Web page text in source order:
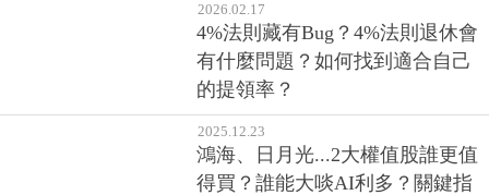
2026.02.17
4%法則藏有Bug？4%法則退休會
有什麼問題？如何找到適合自己
的提領率？
2025.12.23
鴻海、日月光...2大權值股誰更值
得買？誰能大啖AI利多？關鍵指